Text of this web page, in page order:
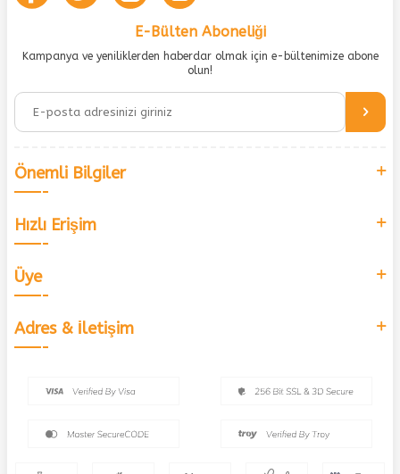
E-Bülten Aboneliği
Kampanya ve yeniliklerden haberdar olmak için e-bültenimize abone
olun!
Önemli Bilgiler
Hızlı Erişim
Üye
Adres & İletişim